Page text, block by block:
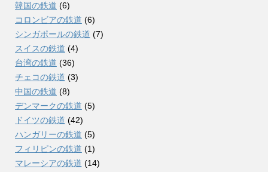
韓国の鉄道 (6)
コロンビアの鉄道 (6)
シンガポールの鉄道 (7)
スイスの鉄道 (4)
台湾の鉄道 (36)
チェコの鉄道 (3)
中国の鉄道 (8)
デンマークの鉄道 (5)
ドイツの鉄道 (42)
ハンガリーの鉄道 (5)
フィリピンの鉄道 (1)
マレーシアの鉄道 (14)